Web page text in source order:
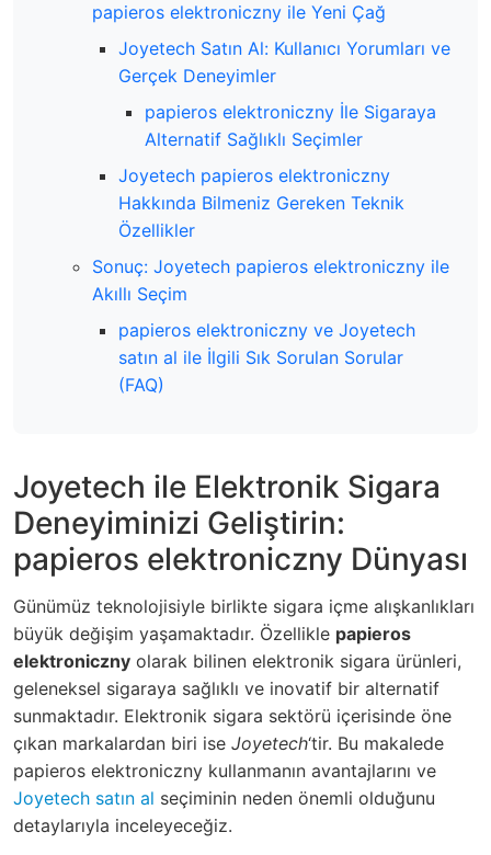
papieros elektroniczny ile Yeni Çağ
Joyetech Satın Al: Kullanıcı Yorumları ve
Gerçek Deneyimler
papieros elektroniczny İle Sigaraya
Alternatif Sağlıklı Seçimler
Joyetech papieros elektroniczny
Hakkında Bilmeniz Gereken Teknik
Özellikler
Sonuç: Joyetech papieros elektroniczny ile
Akıllı Seçim
papieros elektroniczny ve Joyetech
satın al ile İlgili Sık Sorulan Sorular
(FAQ)
Joyetech ile Elektronik Sigara
Deneyiminizi Geliştirin:
papieros elektroniczny Dünyası
Günümüz teknolojisiyle birlikte sigara içme alışkanlıkları
büyük değişim yaşamaktadır. Özellikle papieros
elektroniczny olarak bilinen elektronik sigara ürünleri,
geleneksel sigaraya sağlıklı ve inovatif bir alternatif
sunmaktadır. Elektronik sigara sektörü içerisinde öne
çıkan markalardan biri ise Joyetech‘tir. Bu makalede
papieros elektroniczny kullanmanın avantajlarını ve
Joyetech satın al seçiminin neden önemli olduğunu
detaylarıyla inceleyeceğiz.